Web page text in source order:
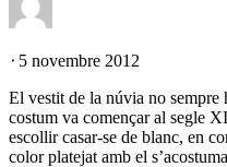
⋅ 5 novembre 2012
El vestit de la núvia no sempre
costum va començar al segle
escollir casar-se de blanc, en
color platejat amb el